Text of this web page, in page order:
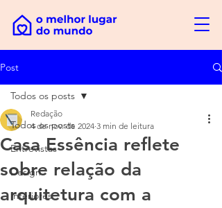
Post
Todos os posts
Entrevistas
Design
Interiores
Todos os posts
Casa Essência reflete
sobre relação da
arquitetura com a
Redação
4 de nov. de 2024 3 min de leitura